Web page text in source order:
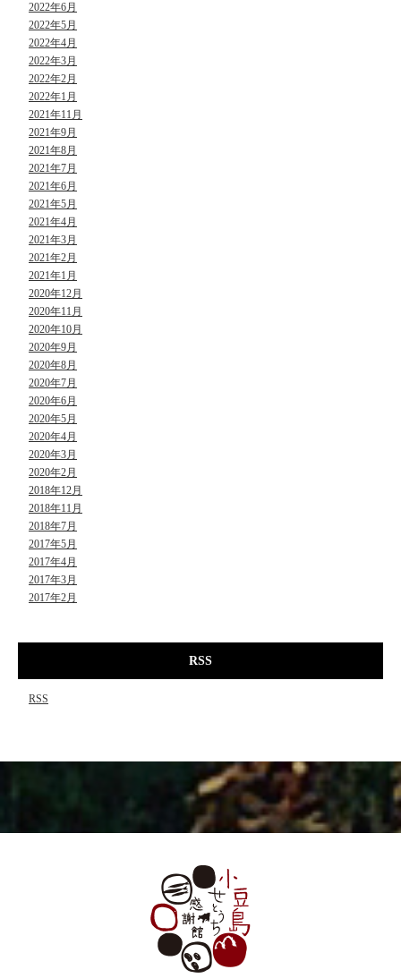
2022年6月
2022年5月
2022年4月
2022年3月
2022年2月
2022年1月
2021年11月
2021年9月
2021年8月
2021年7月
2021年6月
2021年5月
2021年4月
2021年3月
2021年2月
2021年1月
2020年12月
2020年11月
2020年10月
2020年9月
2020年8月
2020年7月
2020年6月
2020年5月
2020年4月
2020年3月
2020年2月
2018年12月
2018年11月
2018年7月
2017年5月
2017年4月
2017年3月
2017年2月
RSS
RSS